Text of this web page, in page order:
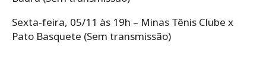
Sexta-feira, 05/11 às 19h – Minas Tênis Clube x
Pato Basquete (Sem transmissão)